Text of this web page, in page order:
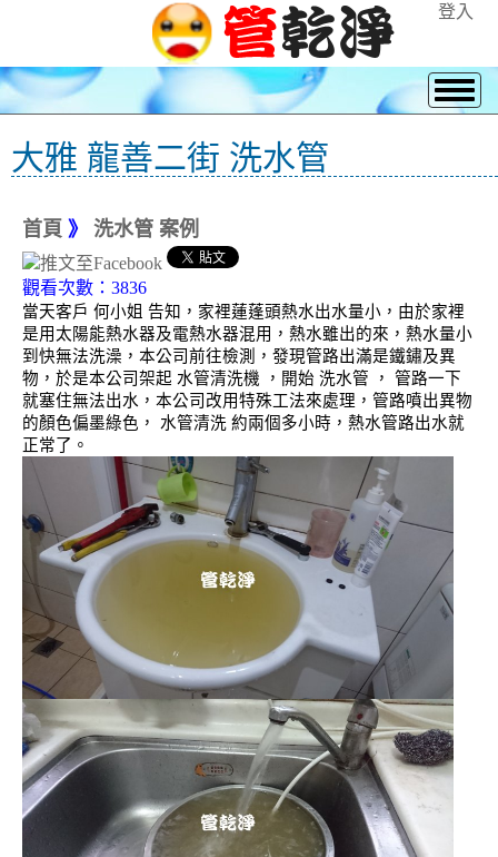
登入
大雅 龍善二街 洗水管
首頁 》 洗水管 案例
觀看次數：3836
當天客戶 何小姐 告知，家裡蓮蓬頭熱水出水量小，由於家裡
是用太陽能熱水器及電熱水器混用，熱水雖出的來，熱水量小
到快無法洗澡，本公司前往檢測，發現管路出滿是鐵鏽及異
物，於是本公司架起 水管清洗機 ，開始 洗水管 ， 管路一下
就塞住無法出水，本公司改用特殊工法來處理，管路噴出異物
的顏色偏墨綠色， 水管清洗 約兩個多小時，熱水管路出水就
正常了。